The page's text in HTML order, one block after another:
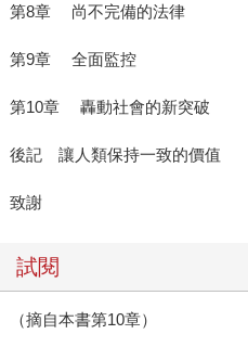
第8章 尚不完備的法律
第9章 全面監控
第10章 轟動社會的新突破
後記 讓人類保持一致的價值
致謝
試閱
（摘自本書第10章）